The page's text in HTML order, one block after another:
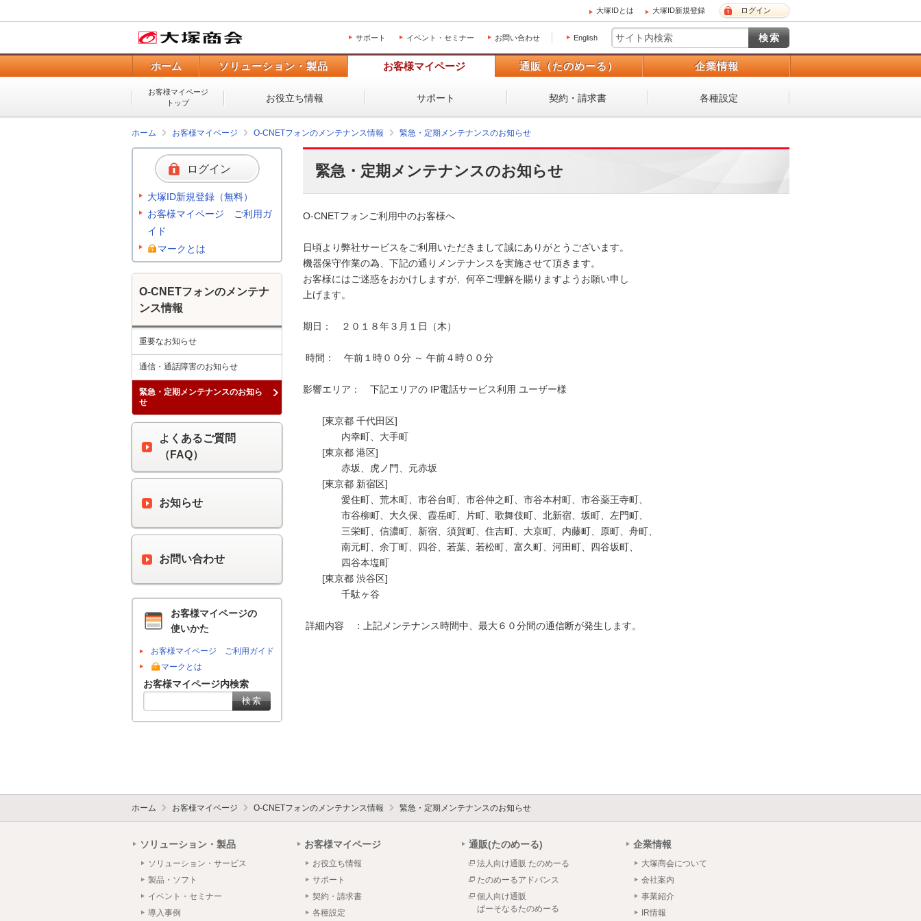
大塚IDとは 大塚ID新規登録 ログイン
サポート イベント・セミナー お問い合わせ English
ホーム ソリューション・製品 お客様マイページ 通販（たのめーる） 企業情報
お客様マイページ
トップ
お役立ち情報 サポート 契約・請求書 各種設定
ホーム お客様マイページ O-CNETフォンのメンテナンス情報 緊急・定期メンテナンスのお知らせ
緊急・定期メンテナンスのお知らせ
O-CNETフォンご利用中のお客様へ
日頃より弊社サービスをご利用いただきまして誠にありがとうございます。
機器保守作業の為、下記の通りメンテナンスを実施させて頂きます。
お客様にはご迷惑をおかけしますが、何卒ご理解を賜りますようお願い申し
上げます。
期日：　２０１８年３月１日（木）
影響エリア：　下記エリアの IP電話サービス利用 ユーザー様
[東京都 千代田区]
内幸町、大手町
[東京都 港区]
赤坂、虎ノ門、元赤坂
[東京都 新宿区]
愛住町、荒木町、市谷台町、市谷仲之町、市谷本村町、市谷薬王寺町、
市谷柳町、大久保、霞岳町、片町、歌舞伎町、北新宿、坂町、左門町、
三栄町、信濃町、新宿、須賀町、住吉町、大京町、内藤町、原町、舟町、
南元町、余丁町、四谷、若葉、若松町、富久町、河田町、四谷坂町、
四谷本塩町
[東京都 渋谷区]
千駄ヶ谷
ログイン
大塚ID新規登録（無料）
お客様マイページ ご利用ガ
イド
マークとは
O-CNETフォンのメンテナ
ンス情報
重要なお知らせ
通信・通話障害のお知らせ
緊急・定期メンテナンスのお知ら
せ
よくあるご質問
（FAQ）
お知らせ
お問い合わせ
お客様マイページの
使いかた
お客様マイページ ご利用ガイド
マークとは
お客様マイページ内検索
ホーム お客様マイページ O-CNETフォンのメンテナンス情報 緊急・定期メンテナンスのお知らせ
ソリューション・製品
ソリューション・サービス
製品・ソフト
イベント・セミナー
導入事例
お客様マイページ
お役立ち情報
サポート
契約・請求書
各種設定
通販(たのめーる)
法人向け通販 たのめーる
たのめーるアドバンス
個人向け通販
ぱーそなるたのめーる
企業情報
大塚商会について
会社案内
事業紹介
IR情報